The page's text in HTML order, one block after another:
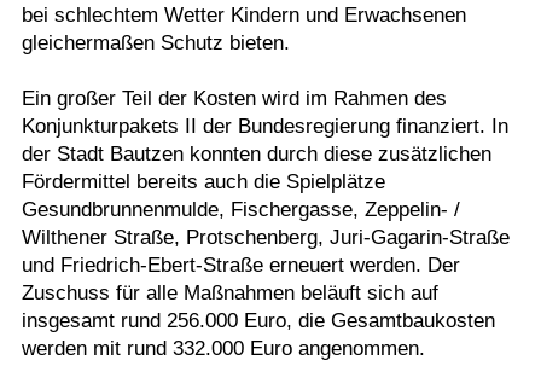
bei schlechtem Wetter Kindern und Erwachsenen
gleichermaßen Schutz bieten.
Ein großer Teil der Kosten wird im Rahmen des
Konjunkturpakets II der Bundesregierung finanziert. In
der Stadt Bautzen konnten durch diese zusätzlichen
Fördermittel bereits auch die Spielplätze
Gesundbrunnenmulde, Fischergasse, Zeppelin- /
Wilthener Straße, Protschenberg, Juri-Gagarin-Straße
und Friedrich-Ebert-Straße erneuert werden. Der
Zuschuss für alle Maßnahmen beläuft sich auf
insgesamt rund 256.000 Euro, die Gesamtbaukosten
werden mit rund 332.000 Euro angenommen.